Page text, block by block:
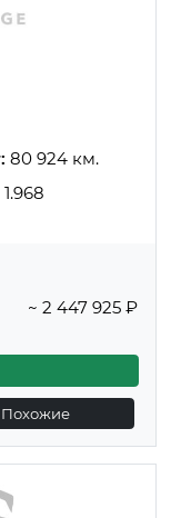
80 924 км.
1.968
~ 2 447 925 ₽
Похожие